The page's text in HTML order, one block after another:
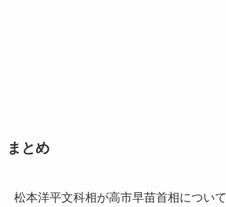
まとめ
松本洋平文科相が高市早苗首相について